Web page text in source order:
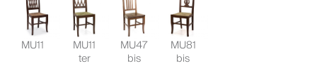
MU11 MU11
ter
MU47
bis
MU81
bis